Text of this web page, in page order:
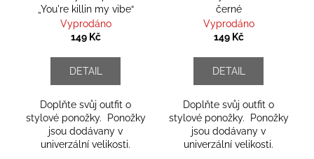
„You're killin my vibe“
Vyprodáno
149 Kč
DETAIL
Doplňte svůj outfit o
stylové ponožky. Ponožky
jsou dodávany v
univerzální velikosti.
černé
Vyprodáno
149 Kč
DETAIL
Doplňte svůj outfit o
stylové ponožky. Ponožky
jsou dodávany v
univerzální velikosti.